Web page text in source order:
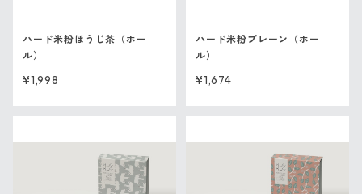
ハード米粉ほうじ茶（ホー
ル）
¥1,998
ハード米粉プレーン（ホー
ル）
¥1,674